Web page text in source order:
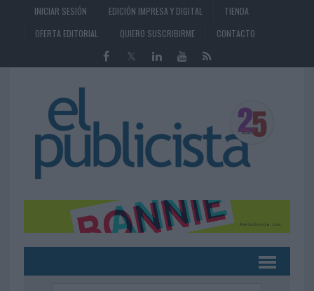
INICIAR SESIÓN EDICIÓN IMPRESA Y DIGITAL
TIENDA
OFERTA EDITORIAL
QUIERO SUSCRIBIRME CONTACTO